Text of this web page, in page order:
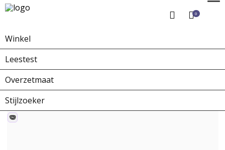
0
Winkel
Leestest
Overzetmaat
Stijlzoeker
Home Winkel